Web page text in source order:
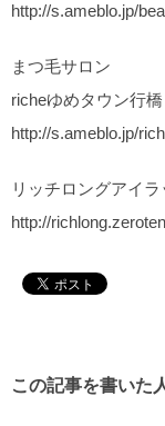
http://s.ameblo.jp/
まつ毛サロン
richeゆめタウン行橋
http://s.ameblo.jp/
リッチロングアイラ
http://
この記事を書いた